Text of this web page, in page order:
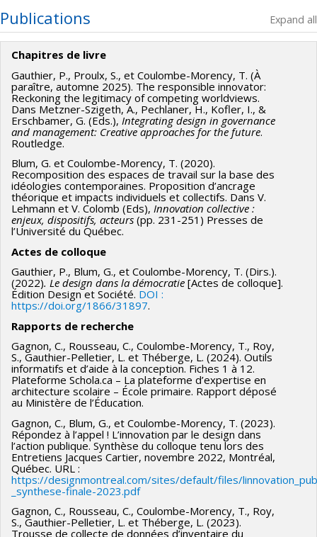
Publications Expand all
Chapitres de livre
Gauthier, P., Proulx, S., et Coulombe-Morency, T. (À
paraître, automne 2025). The responsible innovator:
Reckoning the legitimacy of competing worldviews.
Dans Metzner-Szigeth, A., Pechlaner, H., Kofler, I., &
Erschbamer, G. (Eds.), Integrating design in governance
and management: Creative approaches for the future.
Routledge.
Blum, G. et Coulombe-Morency, T. (2020).
Recomposition des espaces de travail sur la base des
idéologies contemporaines. Proposition d’ancrage
théorique et impacts individuels et collectifs. Dans V.
Lehmann et V. Colomb (Eds), Innovation collective :
enjeux, dispositifs, acteurs (pp. 231-251) Presses de
l’Université du Québec.
Actes de colloque
Gauthier, P., Blum, G., et Coulombe-Morency, T. (Dirs.).
(2022). Le design dans la démocratie [Actes de colloque].
Édition Design et Société. DOI :
https://doi.org/1866/31897.
Rapports de recherche
Gagnon, C., Rousseau, C., Coulombe-Morency, T., Roy,
S., Gauthier-Pelletier, L. et Théberge, L. (2024). Outils
informatifs et d’aide à la conception. Fiches 1 à 12.
Plateforme Schola.ca – La plateforme d’expertise en
architecture scolaire – École primaire. Rapport déposé
au Ministère de l’Éducation.
Gagnon, C., Blum, G., et Coulombe-Morency, T. (2023).
Répondez à l’appel ! L’innovation par le design dans
l’action publique. Synthèse du colloque tenu lors des
Entretiens Jacques Cartier, novembre 2022, Montréal,
Québec. URL :
https://designmontreal.com/sites/default/files/
_synthese-finale-2023.pdf
Gagnon, C., Rousseau, C., Coulombe-Morency, T., Roy,
S., Gauthier-Pelletier, L. et Théberge, L. (2023).
Trousse de collecte de données d’inventaire du